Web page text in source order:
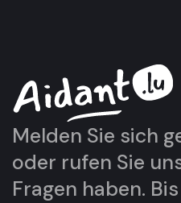
Melden Sie sich
oder rufen Sie
Fragen haben.